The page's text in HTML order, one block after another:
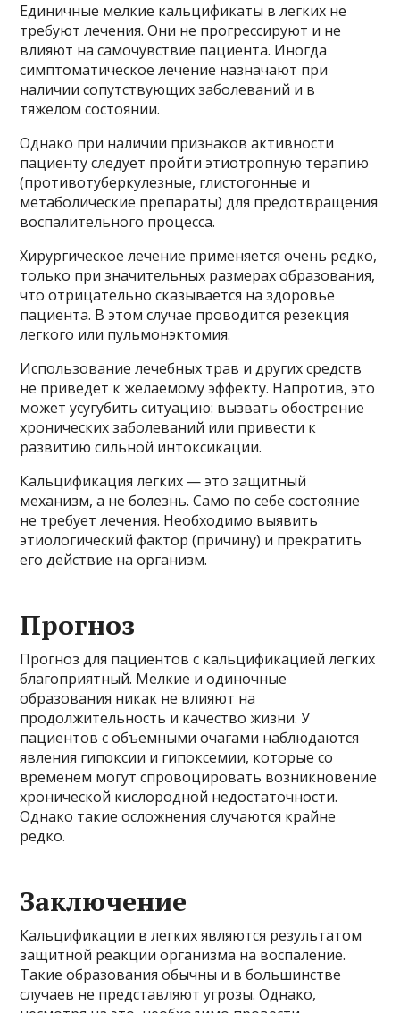
Единичные мелкие кальцификаты в легких не
требуют лечения. Они не прогрессируют и не
влияют на самочувствие пациента. Иногда
симптоматическое лечение назначают при
наличии сопутствующих заболеваний и в
тяжелом состоянии.
Однако при наличии признаков активности
пациенту следует пройти этиотропную терапию
(противотуберкулезные, глистогонные и
метаболические препараты) для предотвращения
воспалительного процесса.
Хирургическое лечение применяется очень редко,
только при значительных размерах образования,
что отрицательно сказывается на здоровье
пациента. В этом случае проводится резекция
легкого или пульмонэктомия.
Использование лечебных трав и других средств
не приведет к желаемому эффекту. Напротив, это
может усугубить ситуацию: вызвать обострение
хронических заболеваний или привести к
развитию сильной интоксикации.
Кальцификация легких — это защитный
механизм, а не болезнь. Само по себе состояние
не требует лечения. Необходимо выявить
этиологический фактор (причину) и прекратить
его действие на организм.
Прогноз
Прогноз для пациентов с кальцификацией легких
благоприятный. Мелкие и одиночные
образования никак не влияют на
продолжительность и качество жизни. У
пациентов с объемными очагами наблюдаются
явления гипоксии и гипоксемии, которые со
временем могут спровоцировать возникновение
хронической кислородной недостаточности.
Однако такие осложнения случаются крайне
редко.
Заключение
Кальцификации в легких являются результатом
защитной реакции организма на воспаление.
Такие образования обычны и в большинстве
случаев не представляют угрозы. Однако,